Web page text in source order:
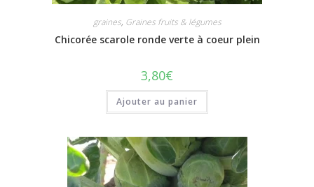
graines, Graines fruits & légumes
Chicorée scarole ronde verte à coeur plein
3,80€
Ajouter au panier